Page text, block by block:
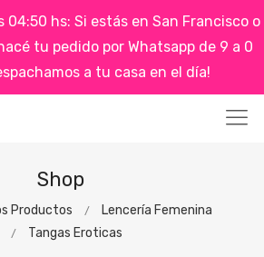
04:50 hs: Si estás en San Francisco o
tu pedido por Whatsapp de 9 a 0
a tu casa en el día!
Shop
Productos
Lencería Femenina
Tangas Eroticas